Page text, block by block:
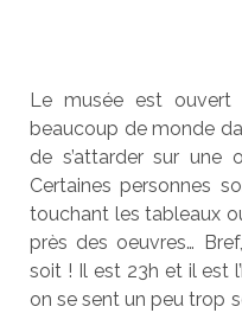
Le musée est
beaucoup de monde
de s’attarder sur une
Certaines personnes
touchant les tableaux
près des oeuvres…
soit ! Il est 23h et il est
on se sent un peu trop